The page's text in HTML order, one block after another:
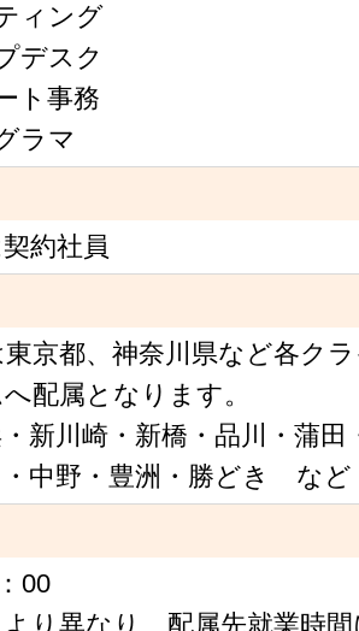
ィング
デスク
ト事務
ラマ
約社員
京都、神奈川県など各ク
配属となります。
新川崎・新橋・品川・蒲田
・中野・豊洲・勝どき など
00
り異なり、配属先就業時